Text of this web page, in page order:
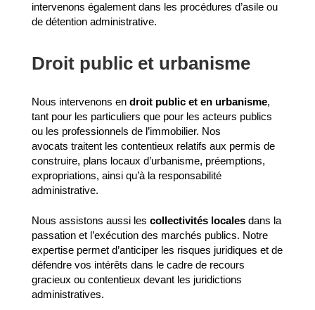
intervenons également dans les procédures d’asile ou
de détention administrative.
Droit public et urbanisme
Nous intervenons en droit public et en urbanisme,
tant pour les particuliers que pour les acteurs publics
ou les professionnels de l’immobilier. Nos
avocats traitent les contentieux relatifs aux permis de
construire, plans locaux d’urbanisme, préemptions,
expropriations, ainsi qu’à la responsabilité
administrative.
Nous assistons aussi les collectivités localesdans la
passation et l’exécution des marchés publics. Notre
expertise permet d’anticiper les risques juridiques et de
défendre vos intérêts dans le cadre de recours
gracieux ou contentieux devant les juridictions
administratives.